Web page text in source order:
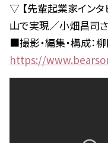
▽ 【先輩起業家インタ
山で実現／小畑昌司
■撮影・編集・構成：
https://